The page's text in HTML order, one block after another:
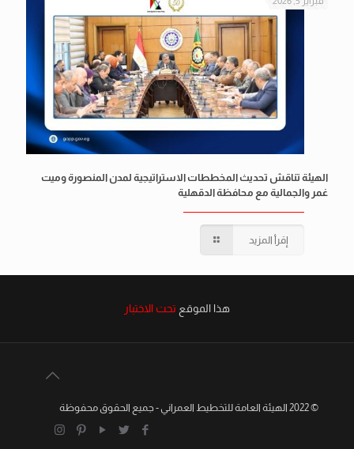
الهيئة تناقش تحديث المخططات الاستراتيجية لمدن المنصورة وميت
غمر والجمالية مع محافظة الدقهلية
إقرأ المزيد
هذا الموقع تحت الاختبار
© 2022 الهيئة العامة للتخطيط العمراني - جميع الحقوق محفوظة